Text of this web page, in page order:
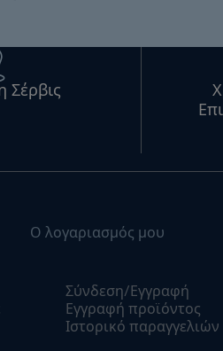
Σέρβις
Ο λογαριασμός μου
Σύνδεση/Εγγραφή
Εγγραφή προϊόντος
Ιστορικό παραγγελιών